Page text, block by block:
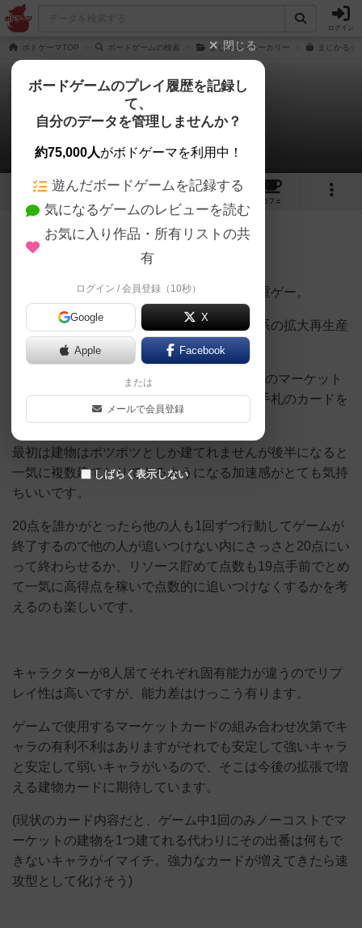
ログイン
ボドゲーマTOP ボードゲームの検索 まじかる☆ベーカリー まじかる☆
まじかる☆キングダム
らいむさんのレビュー
2 4 19
カフェ
1056名 6名 0 5年弱前
ポップで可愛らしいイラストですが中身は重ゲー。
サイコロを使ったワーカープレイスメント系の拡大再生産
ゲーム。
基本はサイコロを3つ振ってそれらを使い場のマーケット
カードをとるか、リソースと変換するか、手札のカードを
出すか。
最初は建物はポツポツとしか建てれませんが後半になると
一気に複数建てたりできるようになる加速感がとても気持
ちいいです。
20点を誰かがとったら他の人も1回ずつ行動してゲームが
終了するので他の人が追いつけない内にさっさと20点にい
って終わらせるか、リソース貯めて点数も19点手前でとめ
て一気に高得点を稼いで点数的に追いつけなくするかを考
えるのも楽しいです。
キャラクターが8人居てそれぞれ固有能力が違うのでリプ
レイ性は高いですが、能力差はけっこう有ります。
ゲームで使用するマーケットカードの組み合わせ次第でキ
ャラの有利不利はありますがそれでも安定して強いキャラ
と安定して弱いキャラがいるので、そこは今後の拡張で増
える建物カードに期待しています。
(現状のカード内容だと、ゲーム中1回のみノーコストでマ
ーケットの建物を1つ建てれる代わりにその出番は何もで
きないキャラがイマイチ。強力なカードが増えてきたら速
攻型として化けそう)
閉じる
ボードゲームのプレイ履歴を記録し
て、
自分のデータを管理しませんか？
約75,000人がボドゲーマを利用中！
遊んだボードゲームを記録する
気になるゲームのレビューを読む
お気に入り作品・所有リストの共
有
ログイン / 会員登録（10秒）
Google X
Apple Facebook
または
メールで会員登録
しばらく表示しない